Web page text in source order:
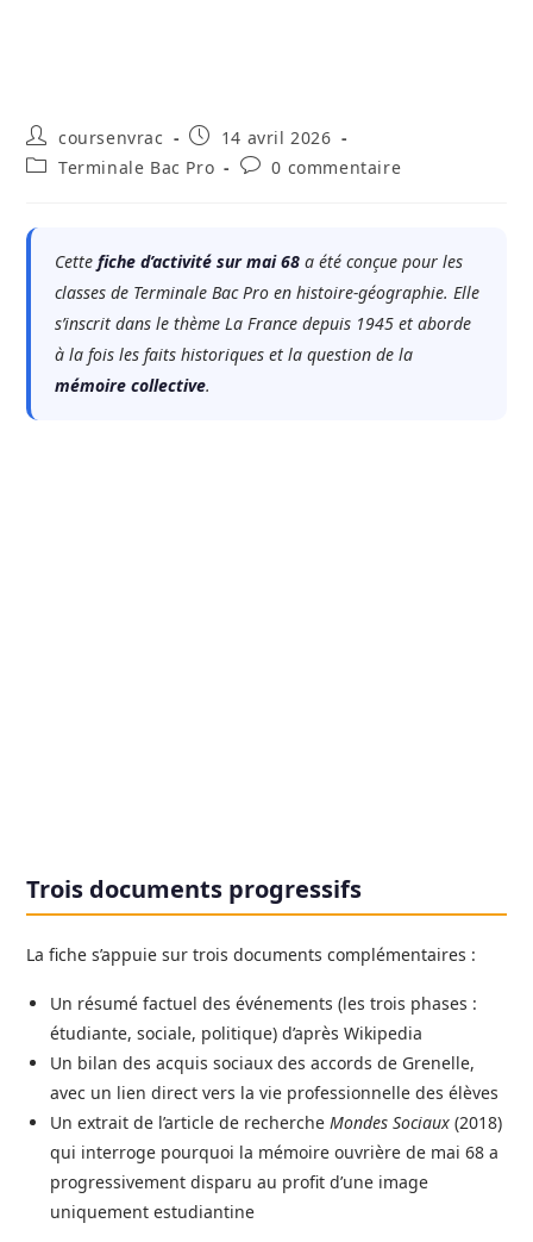
Auteur/autrice
de
la
coursenvrac
Publication
publiée :
14 avril 2026
PostTerminale Bac Pro
Commentaires
0 commentaire
Cettefiche d’activité sur mai 68 a été conçue pour les
classes de Terminale Bac Pro en histoire-géographie. Elle
s’inscrit dans le thèmeLa France depuis 1945 et aborde
à la fois les faits historiques et la question de la
mémoire collective.
Trois documents progressifs
La fiche s’appuie sur trois documents complémentaires :
Un résumé factuel des événements (les trois phases :
étudiante, sociale, politique) d’après Wikipedia
Un bilan des acquis sociaux des accords de Grenelle,
avec un lien direct vers la vie professionnelle des élèves
Un extrait de l’article de rechercheMondes Sociaux (2018)
qui interroge pourquoi la mémoire ouvrière de mai 68 a
progressivement disparu au profit d’une image
uniquement estudiantine